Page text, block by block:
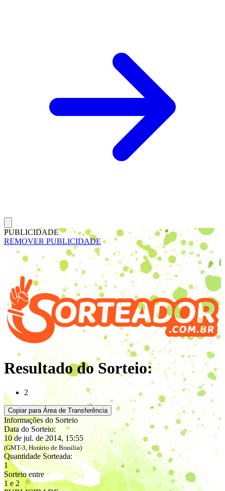
PUBLICIDADE
REMOVER PUBLICIDADE
Resultado do Sorteio:
2
Copiar para Área de Transferência
Informações do Sorteio
Data do Sorteio:
10 de jul. de 2014, 15:55
(GMT-3, Horário de Brasilia)
Quantidade Sorteada:
1
Sorteio entre
1 e 2